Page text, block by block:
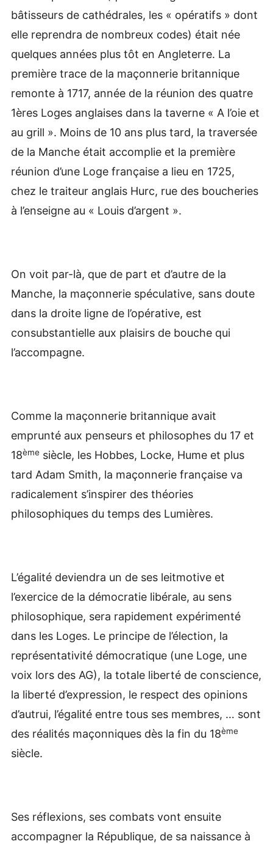
bâtisseurs de cathédrales, les « opératifs » dont
elle reprendra de nombreux codes) était née
quelques années plus tôt en Angleterre. La
première trace de la maçonnerie britannique
remonte à 1717, année de la réunion des quatre
1ères Loges anglaises dans la taverne « A l’oie et
au grill ». Moins de 10 ans plus tard, la traversée
de la Manche était accomplie et la première
réunion d’une Loge française a lieu en 1725,
chez le traiteur anglais Hurc, rue des boucheries
à l’enseigne au « Louis d’argent ».
On voit par-là, que de part et d’autre de la
Manche, la maçonnerie spéculative, sans doute
dans la droite ligne de l’opérative, est
consubstantielle aux plaisirs de bouche qui
l’accompagne.
Comme la maçonnerie britannique avait
emprunté aux penseurs et philosophes du 17 et
18èmesiècle, les Hobbes, Locke, Hume et plus
tard Adam Smith, la maçonnerie française va
radicalement s’inspirer des théories
philosophiques du temps des Lumières.
L’égalité deviendra un de ses leitmotive et
l’exercice de la démocratie libérale, au sens
philosophique, sera rapidement expérimenté
dans les Loges. Le principe de l’élection, la
représentativité démocratique (une Loge, une
voix lors des AG), la totale liberté de conscience,
la liberté d’expression, le respect des opinions
d’autrui, l’égalité entre tous ses membres, … sont
des réalités maçonniques dès la fin du 18ème
siècle.
Ses réflexions, ses combats vont ensuite
accompagner la République, de sa naissance à